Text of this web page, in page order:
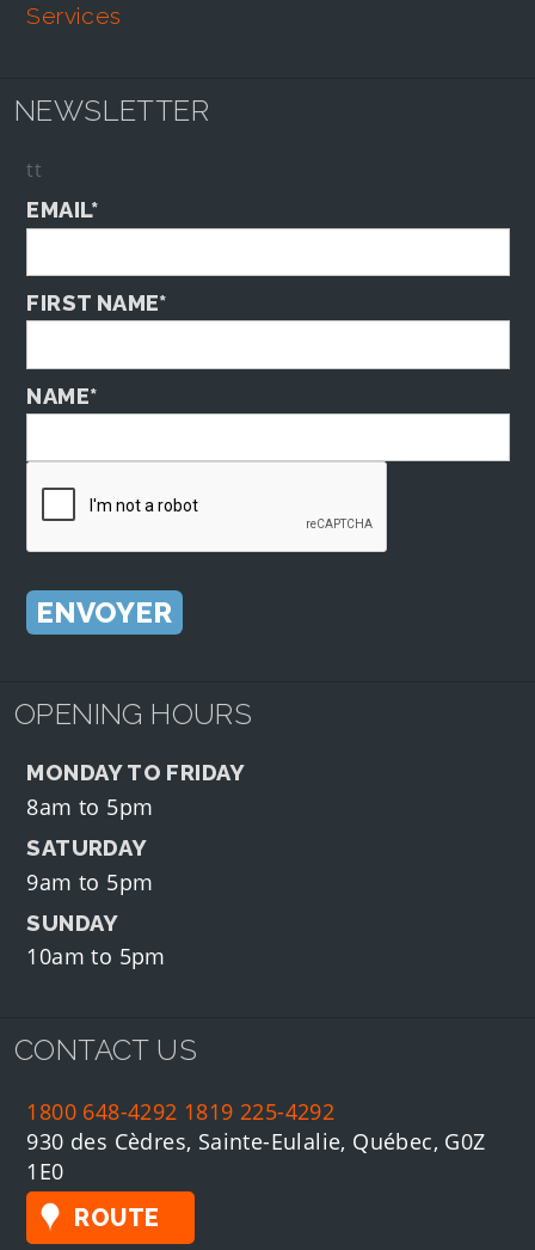
services
NEWSLETTER
tt
EMAIL*
FIRST NAME*
NAME*
OPENING HOURS
MONDAY TO FRIDAY
8am to 5pm
SATURDAY
9am to 5pm
SUNDAY
10am to 5pm
CONTACT US
1800 648-4292 1819 225-4292
930 des Cèdres, Sainte-Eulalie, Québec, G0Z
1E0
ROUTE